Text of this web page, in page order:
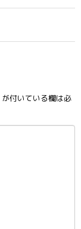
が付いている欄は必